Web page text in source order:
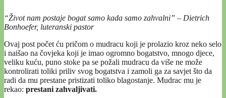
“Život nam postaje bogat samo kada samo zahvalni” – Dietrich
Bonhoefer, luteranski pastor
Ovaj post počet ću pričom o mudracu koji je prolazio kroz neko selo
i naišao na čovjeka koji je imao ogromno bogatstvo, mnogo djece,
veliku kuću, puno stoke pa se požali mudracu da više ne može
kontrolirati toliki priliv svog bogatstva i zamoli ga za savjet što da
radi da mu prestane pristizati toliko blagostanje. Mudrac mu je
rekao: prestani zahvaljivati.